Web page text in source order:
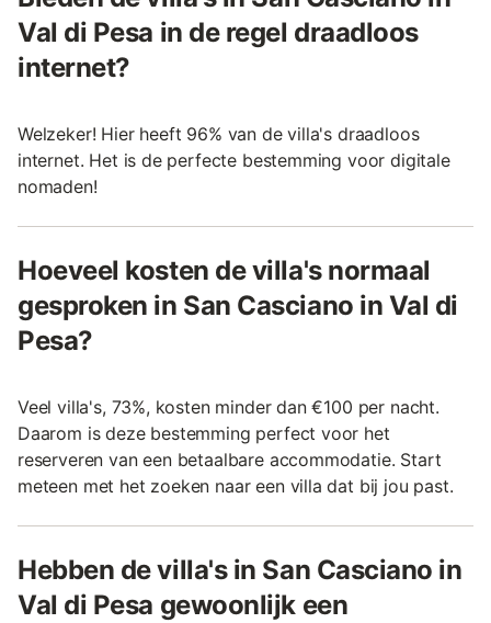
Val di Pesa in de regel draadloos
internet?
Welzeker! Hier heeft 96% van de villa's draadloos
internet. Het is de perfecte bestemming voor digitale
nomaden!
Hoeveel kosten de villa's normaal
gesproken in San Casciano in Val di
Pesa?
Veel villa's, 73%, kosten minder dan €100 per nacht.
Daarom is deze bestemming perfect voor het
reserveren van een betaalbare accommodatie. Start
meteen met het zoeken naar een villa dat bij jou past.
Hebben de villa's in San Casciano in
Val di Pesa gewoonlijk een